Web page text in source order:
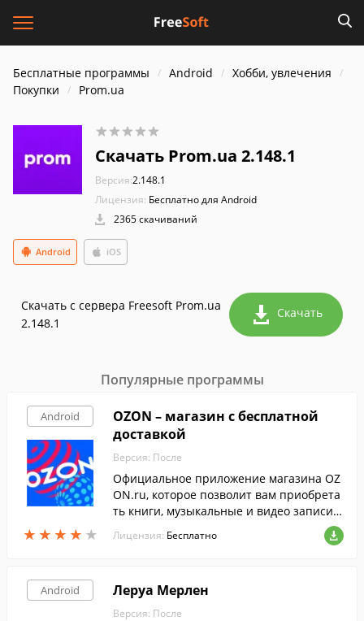
Бесплатные программы Android
Хобби, увлечения
Покупки
Prom.ua
Скачать Prom.ua 2.148.1
Версия:2.148.1
Лицензия: Бесплатно для Android
2365 скачиваний
Android iOS
Скачать с сервера Freesoft Prom.ua
2.148.1
Скачать
Популярные программы
Android
★ ★ ★ ★ ★
★ ★ ★ ★ ★
OZON – магазин с бесплатной
доставкой
Версия: После
Официальное приложение магазина OZ
ON.ru, которое позволит вам приобрета
ть книги, музыкальные и видео записи,
игры, товары для дома и детей, космети
ку, ювелирные изделия и многое другое.
Лицензия: Бесплатно
Android Леруа Мерлен
Версия: После